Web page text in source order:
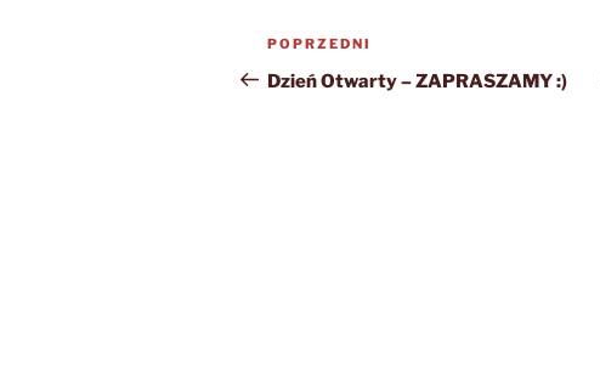
Nawigacja
wpisu
Poprzedni
wpis
POPRZEDNI
Dzień Otwarty – ZAPRASZAMY :)